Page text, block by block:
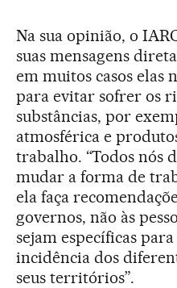
Na sua opinião, o
suas mensagens
em muitos casos elas
para evitar sofrer os
substâncias, por
atmosférica e
trabalho. “Todos nós
mudar a forma de
ela faça
governos, não às
sejam específicas
incidência dos
seus territórios”.